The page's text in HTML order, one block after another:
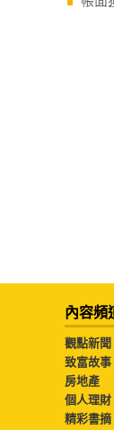
內容頻
觀點新聞
致富故事
房地產
個人理財
精彩書摘